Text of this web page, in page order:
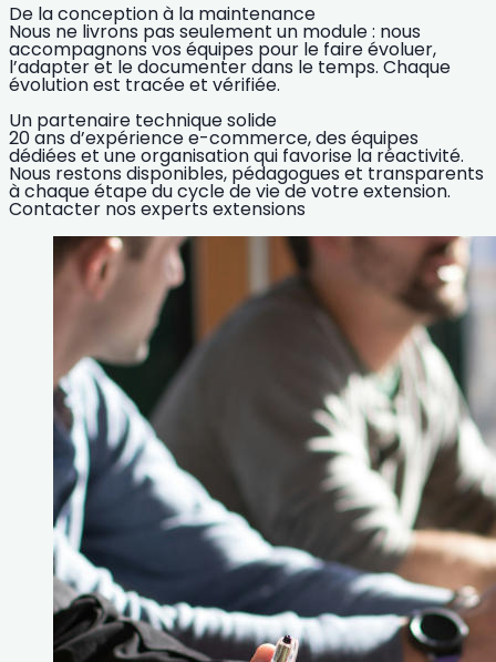
De la conception à la maintenance
Nous ne livrons pas seulement un module : nous
accompagnons vos équipes pour le faire évoluer,
l’adapter et le documenter dans le temps. Chaque
évolution est tracée et vérifiée.
Un partenaire technique solide
20 ans d’expérience e-commerce, des équipes
dédiées et une organisation qui favorise la réactivité.
Nous restons disponibles, pédagogues et transparents
à chaque étape du cycle de vie de votre extension.
Contacter nos experts extensions